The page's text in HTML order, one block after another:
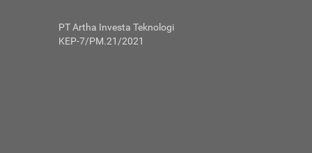
Mulai
kembali ideal.
utang
PT Artha Investa Teknologi
KEP-7/PM.21/2021